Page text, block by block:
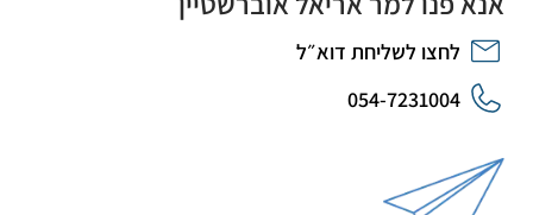
לחצו לשליחת דוא״ל
054-7231004